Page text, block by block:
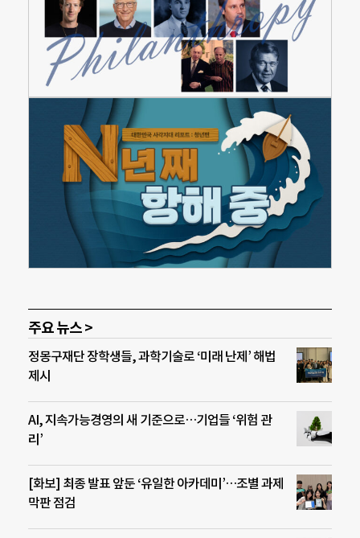
주요 뉴스 >
정몽구재단 장학생들, 과학기술로 ‘미래 난제’ 해법
제시
AI, 지속가능경영의 새 기준으로…기업들 ‘위험 관
리’
[화보] 최종 발표 앞둔 ‘유일한 아카데미’…조별 과제
막판 점검